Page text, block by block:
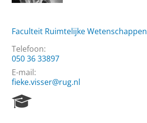
Faculteit Ruimtelijke Wetenschappen
Telefoon:
050 36 33897
E-mail:
fieke.visser@rug.nl